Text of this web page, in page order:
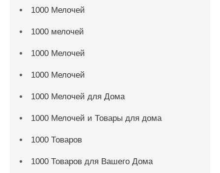
1000 Мелочей
1000 мелочей
1000 Мелочей
1000 Мелочей
1000 Мелочей для Дома
1000 Мелочей и Товары для дома
1000 Товаров
1000 Товаров для Вашего Дома